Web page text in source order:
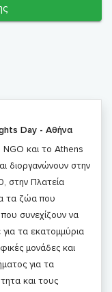
Day - Αθήνα
NGO και το Athens
διοργανώνουν στην
στην Πλατεία
τα ζώα που
συνεχίζουν να
τα εκατομμύρια
μονάδες και
για τα
και τους